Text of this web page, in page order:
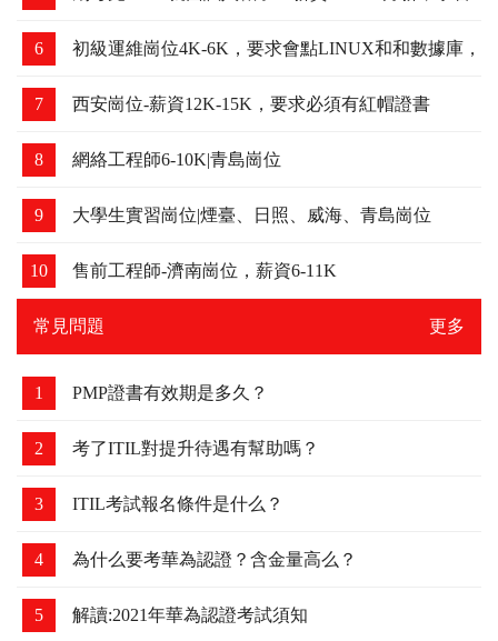
6 初級運維崗位4K-6K，要求會點LINUX和和數據庫，
可以培養
7 西安崗位-薪資12K-15K，要求必須有紅帽證書
8 網絡工程師6-10K|青島崗位
9 大學生實習崗位|煙臺、日照、威海、青島崗位
10 售前工程師-濟南崗位，薪資6-11K
常見問題 更多
1 PMP證書有效期是多久？
2 考了ITIL對提升待遇有幫助嗎？
3 ITIL考試報名條件是什么？
4 為什么要考華為認證？含金量高么？
5 解讀:2021年華為認證考試須知